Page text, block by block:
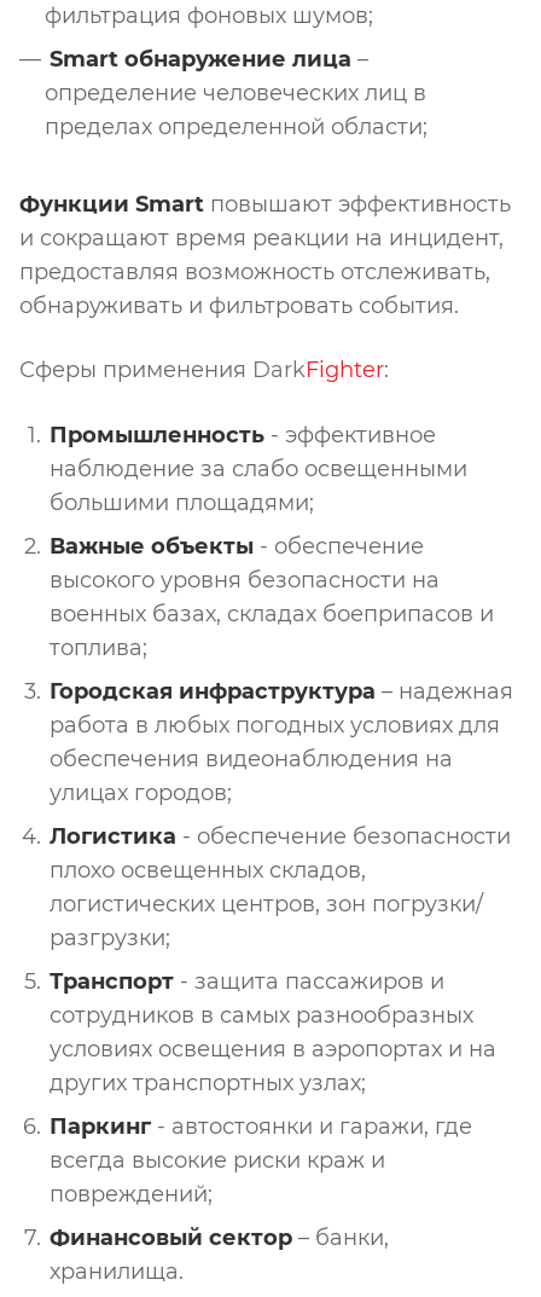
фильтрация фоновых шумов;
Smart обнаружение лица –
определение человеческих лиц в
пределах определенной области;
Функции Smart повышают эффективность
и сокращают время реакции на инцидент,
предоставляя возможность отслеживать,
обнаруживать и фильтровать события.
Сферы применения DarkFighter:
Промышленность - эффективное
наблюдение за слабо освещенными
большими площадями;
Важные объекты - обеспечение
высокого уровня безопасности на
военных базах, складах боеприпасов и
топлива;
Городская инфраструктура – надежная
работа в любых погодных условиях для
обеспечения видеонаблюдения на
улицах городов;
Логистика - обеспечение безопасности
плохо освещенных складов,
логистических центров, зон погрузки/
разгрузки;
Транспорт - защита пассажиров и
сотрудников в самых разнообразных
условиях освещения в аэропортах и на
других транспортных узлах;
Паркинг - автостоянки и гаражи, где
всегда высокие риски краж и
повреждений;
Финансовый сектор – банки,
хранилища.